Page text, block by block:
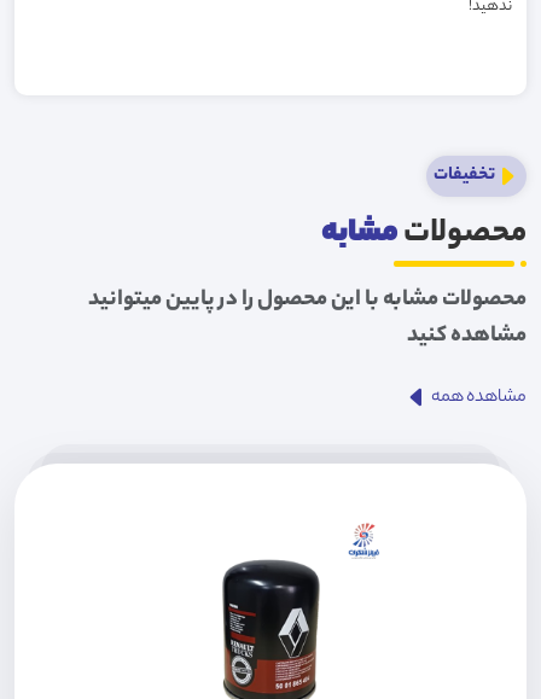
ندهید!
تخفیفات
محصولاتمشابه
محصولات مشابه با این محصول را در پایین میتوانید
مشاهده کنید
مشاهده همه